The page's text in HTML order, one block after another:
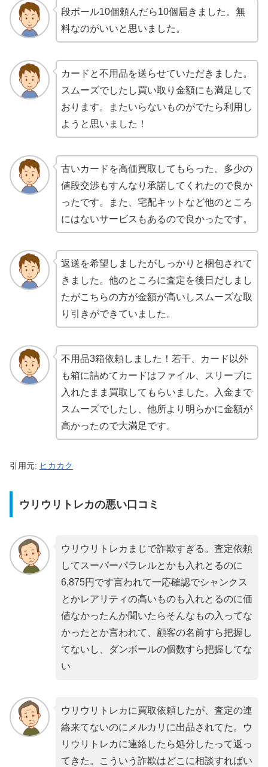
段ボール10個頼んだら10個届きました。無
料なのがいいと思いました。
カードと不用品を送らせていただきました。
スムーズでしたし買い取り金額にも満足して
おります。またいらないものがでたら利用し
ようと思いました！
古いカードを高価買取してもらった。多少の
値段交渉もすんなり承諾してくれたので良か
ったです。また、宅配キットなど他のところ
にはないサービスもあるので良かったです。
返送を希望しましたがしっかりと梱包されて
きました。他のところに査定を後日だしまし
たがこちらの方が金額が高いしスムーズな取
り引きができていました。
不用品3箱依頼しました！若干、カード以外
も箱に詰めてカードはファイル、スリーブに
入れたまま買取してもらいました。入金まで
スムーズでしたし、他所より明らかに金額が
高かったので大満足です。
引用元: ヒカカク
ウリウリトレカの悪い口コミ
ウリウリトレカまじで詐欺すぎる。査定依頼
してスーパーパラレルとかも入れとるのに
6,875円です言われて一応確認でシャンクス
とかレアリティの高いものも入れとるのに価
値なかったんか聞いたらそんなもの入ってな
かったとか言われて、顧客の名前すら把握し
てないし、ダンボールの個数すら把握してな
い
ウリウリトレカに買取依頼したが、査定の連
絡来てないのにメルカリに出品されてた。ウ
リウリトレカに連絡したら処分したって返っ
てきた。こういう詐欺はどこに相談すればい